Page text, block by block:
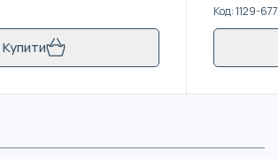
Купити
Код:1129-677